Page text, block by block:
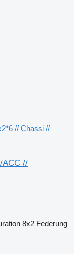
// Chassi //
ACC //
8x2 Federung